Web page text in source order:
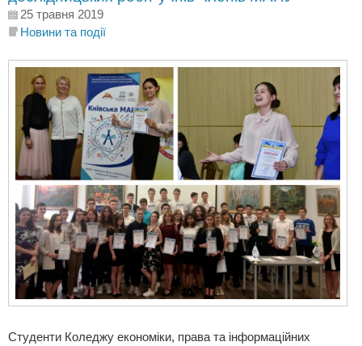
25 травня 2019
Новини та події
Студенти Коледжу економіки, права та інформаційних